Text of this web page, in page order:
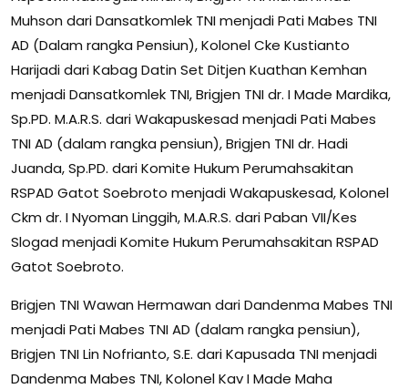
Muhson dari Dansatkomlek TNI menjadi Pati Mabes TNI
AD (Dalam rangka Pensiun), Kolonel Cke Kustianto
Harijadi dari Kabag Datin Set Ditjen Kuathan Kemhan
menjadi Dansatkomlek TNI, Brigjen TNI dr. I Made Mardika,
Sp.PD. M.A.R.S. dari Wakapuskesad menjadi Pati Mabes
TNI AD (dalam rangka pensiun), Brigjen TNI dr. Hadi
Juanda, Sp.PD. dari Komite Hukum Perumahsakitan
RSPAD Gatot Soebroto menjadi Wakapuskesad, Kolonel
Ckm dr. I Nyoman Linggih, M.A.R.S. dari Paban VII/Kes
Slogad menjadi Komite Hukum Perumahsakitan RSPAD
Gatot Soebroto.
Brigjen TNI Wawan Hermawan dari Dandenma Mabes TNI
menjadi Pati Mabes TNI AD (dalam rangka pensiun),
Brigjen TNI Lin Nofrianto, S.E. dari Kapusada TNI menjadi
Dandenma Mabes TNI, Kolonel Kav I Made Maha